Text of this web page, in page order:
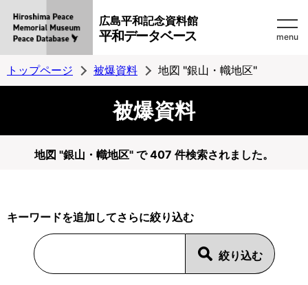
広島平和記念資料館
平和データベース menu
トップページ 被爆資料 地図 "銀山・幟地区"
被爆資料
地図 "銀山・幟地区" で 407 件検索されました。
キーワードを追加してさらに絞り込む